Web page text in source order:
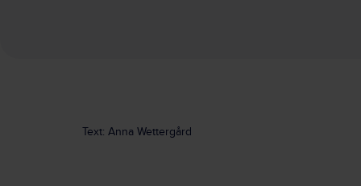
Text: Anna Wettergård